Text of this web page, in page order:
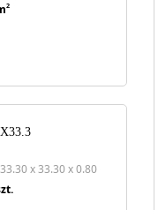
2
x 33.30 x 0.80